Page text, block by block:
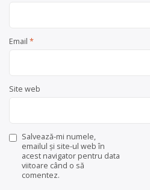
Email *
Site web
Salvează-mi numele,
emailul și site-ul web în
acest navigator pentru data
viitoare când o să
comentez.